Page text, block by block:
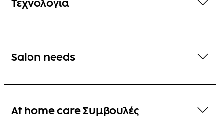
Τεχνολογία
Salon needs
At home care Συμβουλές